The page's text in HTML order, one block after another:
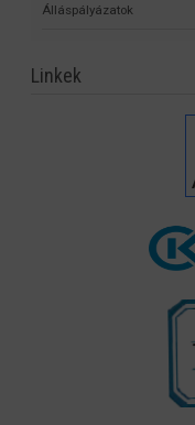
Álláspályázatok
Linkek